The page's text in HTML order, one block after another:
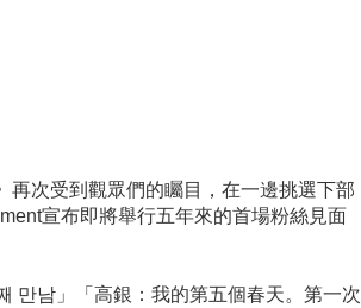
再次受到觀眾們的矚目，在一邊挑選下部
宣布即將舉行五年來的首場粉絲見面
만남」「高銀：我的第五個春天。第一次